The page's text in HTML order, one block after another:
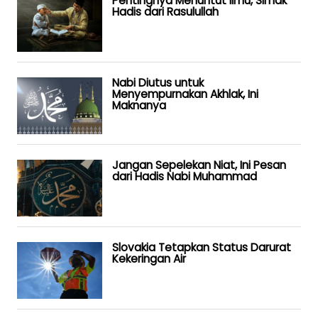
Hadis dari Rasulullah
Nabi Diutus untuk
Menyempurnakan Akhlak, Ini
Maknanya
Jangan Sepelekan Niat, Ini Pesan
dari Hadis Nabi Muhammad
Slovakia Tetapkan Status Darurat
Kekeringan Air